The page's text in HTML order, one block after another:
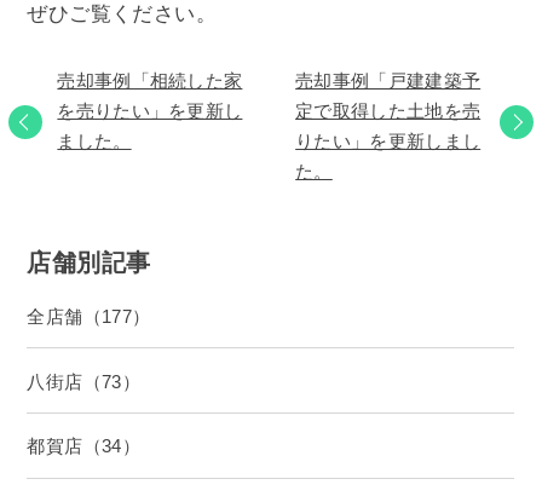
ぜひご覧ください。
売却事例「相続した家
を売りたい」を更新し
ました。
売却事例「戸建建築予
定で取得した土地を売
りたい」を更新しまし
た。
店舗別記事
全店舗（177）
八街店（73）
都賀店（34）